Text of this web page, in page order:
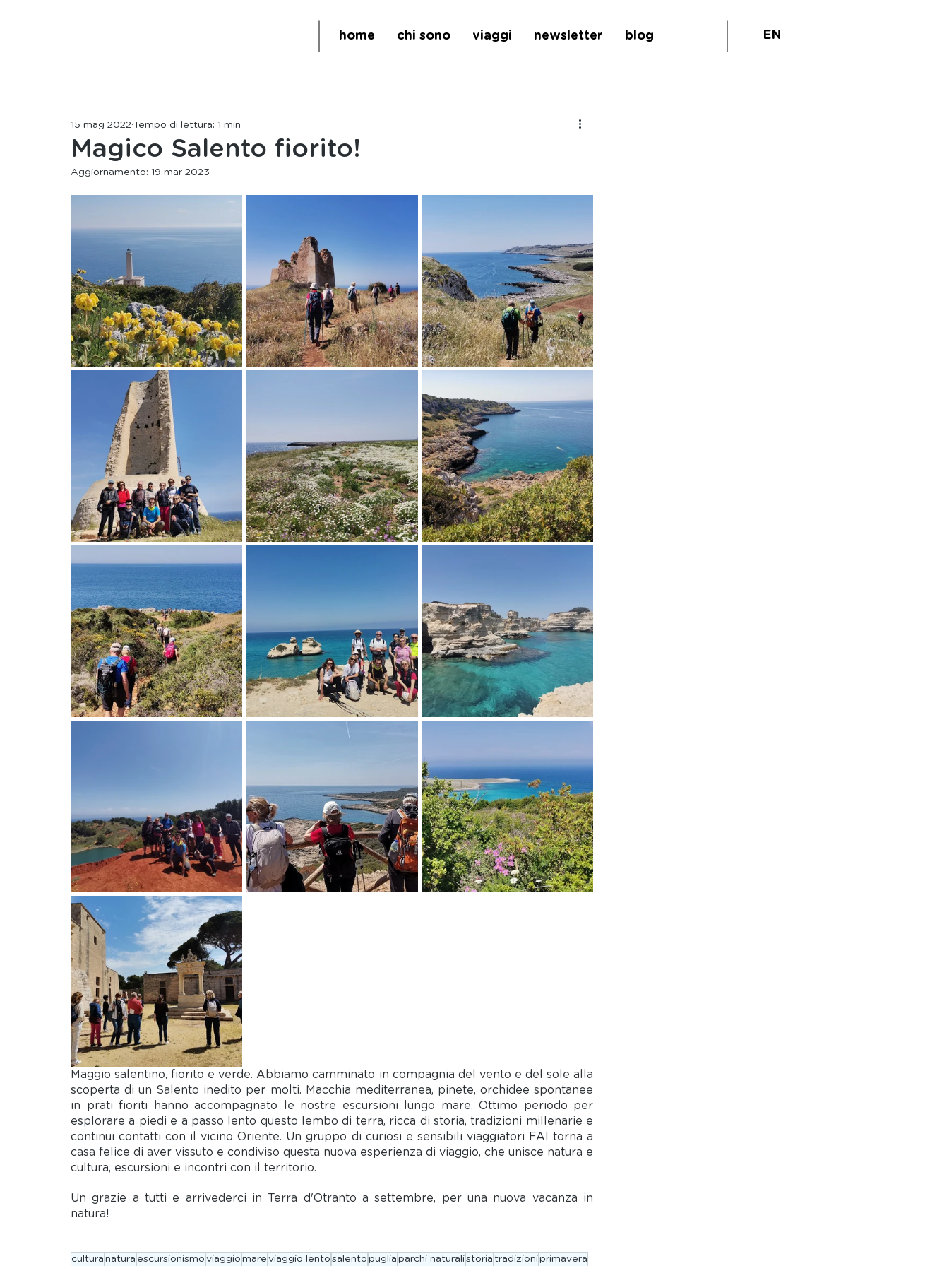
home chi sono viaggi newsletter blog EN
Magico Salento fiorito!
15 mag 2022 Tempo di lettura: 1 min
Aggiornamento: 19 mar 2023
Maggio salentino, fiorito e verde. Abbiamo camminato in compagnia del vento e del sole alla
scoperta di un Salento inedito per molti. Macchia mediterranea, pinete, orchidee spontanee
in prati fioriti hanno accompagnato le nostre escursioni lungo mare. Ottimo periodo per
esplorare a piedi e a passo lento questo lembo di terra, ricca di storia, tradizioni millenarie e
continui contatti con il vicino Oriente. Un gruppo di curiosi e sensibili viaggiatori FAI torna a
casa felice di aver vissuto e condiviso questa nuova esperienza di viaggio, che unisce natura e
cultura, escursioni e incontri con il territorio.
Un grazie a tutti e arrivederci in Terra d'Otranto a settembre, per una nuova vacanza in
natura!
cultura natura escursionismo viaggio mare viaggio lento salento puglia parchi naturalistoria tradizioniprimavera